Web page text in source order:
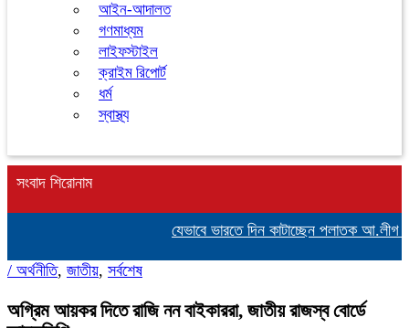
আইন-আদালত
গণমাধ্যম
লাইফস্টাইল
ক্রাইম রিপোর্ট
ধর্ম
স্বাস্থ্য
সংবাদ শিরোনাম
যেভাবে ভারতে দিন কাটাচ্ছেন পলাতক আ.লীগ
/ অর্থনীতি, জাতীয়, সর্বশেষ
অগ্রিম আয়কর দিতে রাজি নন বাইকাররা, জাতীয় রাজস্ব বোর্ডে